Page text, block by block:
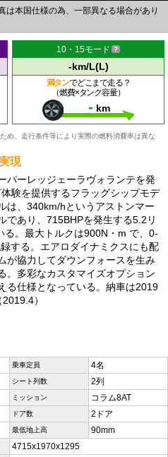
は本国仕様の為、一部異なる場合があり
10・15モード
-km/L(L)
満タンでどこまで走る？
（燃費×タンク容量）
- km
め、走行条件等により実際の燃料消費率は異な
現
パーレッジェーラヴォランテを発
験を提供するフラッグシップモデ
は、340km/hというアストンマー
であり、715BHPを発生する5.2リ
る。最大トルクは900N・m で、0-
する。エアロダイナミクスにも配
が協力してダウンフォースを生み
。多彩なカスタマイズオプション
る仕様となっている。納車は2019
）
乗車定員 4名
シート列数 2列
ミッション コラム8AT
ドア数 2ドア
最低地上高 90mm
4715x1970x1295